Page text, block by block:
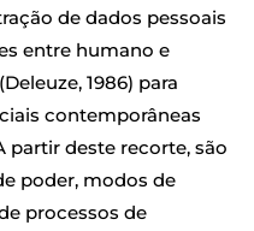
de dados pessoais
entre humano e
1986) para
contemporâneas
partir deste recorte, são
poder, modos de
processos de